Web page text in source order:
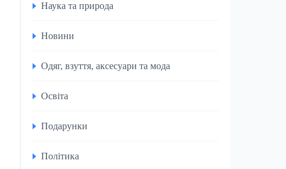
Наука та природа
Новини
Одяг, взуття, аксесуари та мода
Освіта
Подарунки
Політика